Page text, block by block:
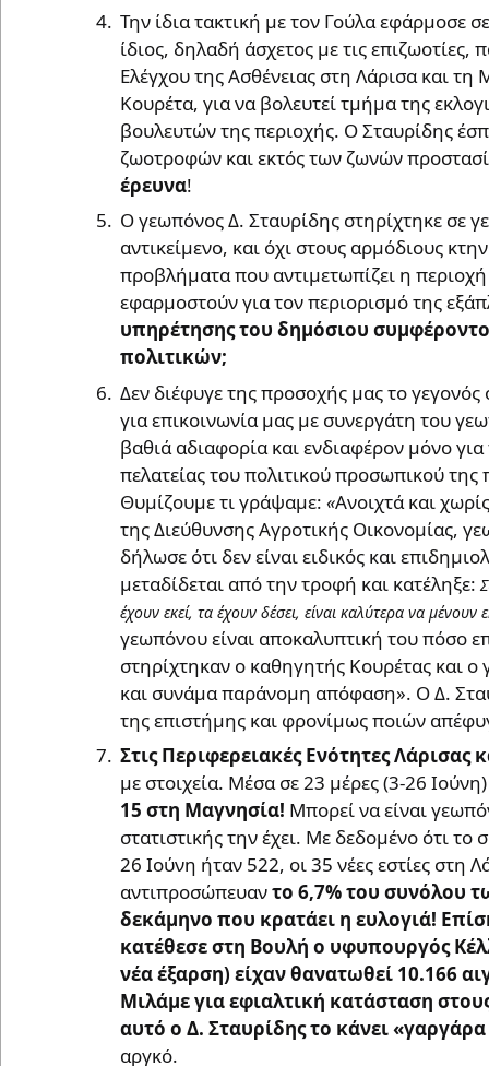
Την ίδια τακτική με τον Γούλα εφάρμοσε
ίδιος, δηλαδή άσχετος με τις
Ελέγχου της Ασθένειας στη Λάρισα και
Κουρέτα, για να βολευτεί τμήμα της
βουλευτών της περιοχής. Ο Σταυρίδης
ζωοτροφών και εκτός των ζωνών
έρευνα!
Ο γεωπόνος Δ. Σταυρίδης στηρίχτηκε σε
αντικείμενο, και όχι στους αρμόδιους
προβλήματα που αντιμετωπίζει η
εφαρμοστούν για τον περιορισμό της
υπηρέτησης του δημόσιου
πολιτικών;
Δεν διέφυγε της προσοχής μας το
για επικοινωνία μας με συνεργάτη του
βαθιά αδιαφορία και ενδιαφέρον μόνο
πελατείας του πολιτικού προσωπικού της
Θυμίζουμε τι γράψαμε: «Ανοιχτά και
της Διεύθυνσης Αγροτικής Οικονομίας,
δήλωσε ότι δεν είναι ειδικός και
μεταδίδεται από την τροφή και κατέληξε:
έχουν εκεί, τα έχουν δέσει, είναι καλύτερα να μένουν
γεωπόνου είναι αποκαλυπτική του πόσο
στηρίχτηκαν ο καθηγητής Κουρέτας και
και συνάμα παράνομη απόφαση». Ο Δ.
της επιστήμης και φρονίμως ποιών
Στις Περιφερειακές Ενότητες
με στοιχεία. Μέσα σε 23 μέρες (3-26
15 στη Μαγνησία! Μπορεί να είναι
στατιστικής την έχει. Με δεδομένο ότι
26 Ιούνη ήταν 522, οι 35 νέες εστίες στη
αντιπροσώπευαντο 6,7% του συνόλου
δεκάμηνο που κρατάει η ευλογιά!
κατέθεσε στη Βουλή ο υφυπουργός
νέα έξαρση) είχαν θανατωθεί 10.166
Μιλάμε για εφιαλτική κατάσταση
αυτό ο Δ. Σταυρίδης το κάνει
αργκό.